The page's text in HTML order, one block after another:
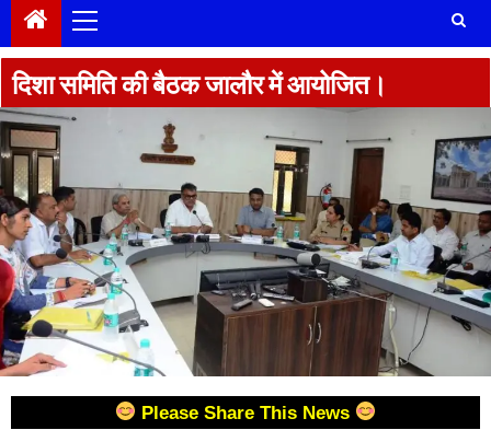
Menu
दिशा समिति की बैठक जालौर में आयोजित।
Please Share This News